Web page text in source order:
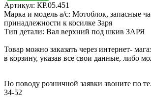
Артикул: КР.05.451
Марка и модель а/с: Мотоблок, запасные
принадлежности к косилке Заря
Тип детали: Вал верхний под шкив ЗАРЯ
Товар можно заказать через интернет-
в корзину, указав все свои данные, либо
По поводу розничной заявки звоните по
34-52